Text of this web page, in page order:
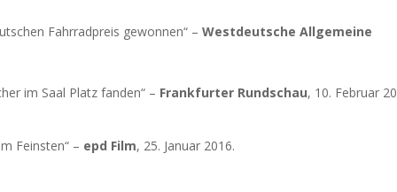
Fahrradpreis gewonnen“ – Westdeutsche Allgemeine
im Saal Platz fanden“ – Frankfurter Rundschau, 10. Februar
Feinsten“ – epd Film, 25. Januar 2016.